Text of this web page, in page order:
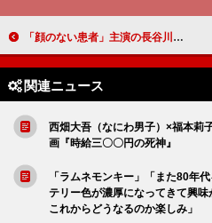
「顔のない患者」主演の長谷川慎「全てに伏線が張られています」 樋口日奈、井上想良、曽田陵介との“日向ぼっこ”エピソードも披露
関連ニュース
西畑大吾（なにわ男子）×福本莉
画『時給三〇〇円の死神』
「ラムネモンキー」「また80年
テリー色が濃厚になってきて興
これからどうなるのか楽しみ」